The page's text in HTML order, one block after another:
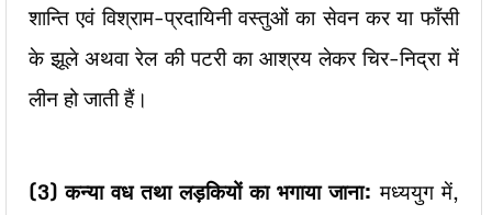
शान्ति एवं विश्राम-प्रदायिनी वस्तुओं का सेवन कर या फाँसी
के झूले अथवा रेल की पटरी का आश्रय लेकर चिर-निद्रा में
लीन हो जाती हैं।
(3)कन्या वध तथा लड़कियों का भगाया जाना: मध्ययुग में,